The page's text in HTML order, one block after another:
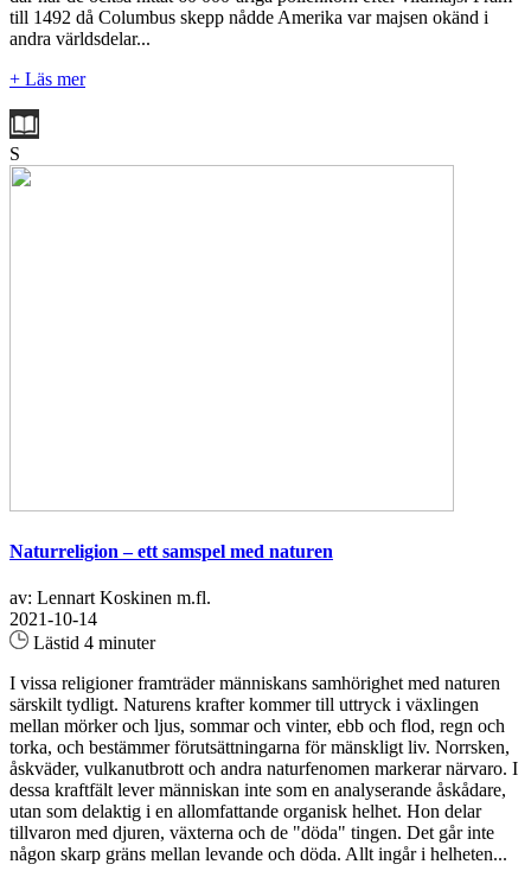
till 1492 då Columbus skepp nådde Amerika var majsen okänd i
andra världsdelar...
+ Läs mer
S
Naturreligion – ett samspel med naturen
av: Lennart Koskinen m.fl.
2021-10-14
Lästid 4 minuter
I vissa religioner framträder människans samhörighet med naturen
särskilt tydligt. Naturens krafter kommer till uttryck i växlingen
mellan mörker och ljus, sommar och vinter, ebb och flod, regn och
torka, och bestämmer förutsättningarna för mänskligt liv. Norrsken,
åskväder, vulkanutbrott och andra naturfenomen markerar närvaro. I
dessa kraftfält lever människan inte som en analyserande åskådare,
utan som delaktig i en allomfattande organisk helhet. Hon delar
tillvaron med djuren, växterna och de "döda" tingen. Det går inte
någon skarp gräns mellan levande och döda. Allt ingår i helheten...